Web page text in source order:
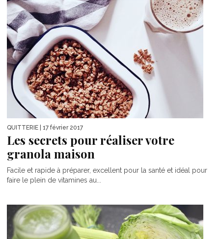
QUITTERIE | 17 février 2017
Les secrets pour réaliser votre
granola maison
Facile et rapide à préparer, excellent pour la santé et idéal pour
faire le plein de vitamines au...